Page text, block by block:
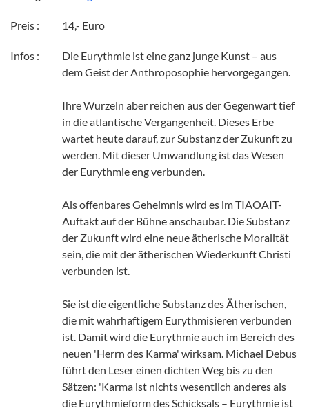
Preis : 14,- Euro
Infos :
Die Eurythmie ist eine ganz junge Kunst – aus
dem Geist der Anthroposophie hervorgegangen.
Ihre Wurzeln aber reichen aus der Gegenwart tief
in die atlantische Vergangenheit. Dieses Erbe
wartet heute darauf, zur Substanz der Zukunft zu
werden. Mit dieser Umwandlung ist das Wesen
der Eurythmie eng verbunden.
Als offenbares Geheimnis wird es im TIAOAIT-
Auftakt auf der Bühne anschaubar. Die Substanz
der Zukunft wird eine neue ätherische Moralität
sein, die mit der ätherischen Wiederkunft Christi
verbunden ist.
Sie ist die eigentliche Substanz des Ätherischen,
die mit wahrhaftigem Eurythmisieren verbunden
ist. Damit wird die Eurythmie auch im Bereich des
neuen 'Herrn des Karma' wirksam. Michael Debus
führt den Leser einen dichten Weg bis zu den
Sätzen: 'Karma ist nichts wesentlich anderes als
die Eurythmieform des Schicksals – Eurythmie ist